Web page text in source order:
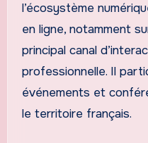
l’écosystème
en ligne, notamment
principal canal
professionnelle. Il
événements et
le territoire français.